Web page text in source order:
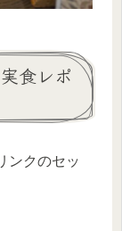
食レポ
ンクのセッ